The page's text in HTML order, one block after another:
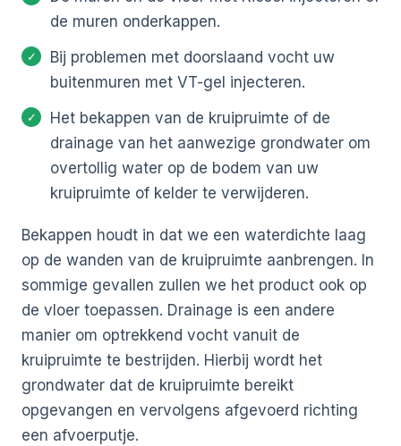
de muren onderkappen.
Bij problemen met doorslaand vocht uw
buitenmuren met VT-gel injecteren.
Het bekappen van de kruipruimte of de
drainage van het aanwezige grondwater om
overtollig water op de bodem van uw
kruipruimte of kelder te verwijderen.
Bekappen houdt in dat we een waterdichte laag
op de wanden van de kruipruimte aanbrengen. In
sommige gevallen zullen we het product ook op
de vloer toepassen. Drainage is een andere
manier om optrekkend vocht vanuit de
kruipruimte te bestrijden. Hierbij wordt het
grondwater dat de kruipruimte bereikt
opgevangen en vervolgens afgevoerd richting
een afvoerputje.